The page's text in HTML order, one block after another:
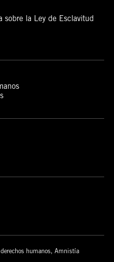
sobre la Ley de Esclavitud
humanos, Amnistía